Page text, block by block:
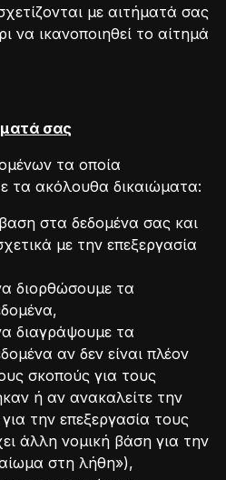
με αιτήματά σας
να ικανοποιηθεί το αίτημά
σας
τα οποία
τα ακόλουθα δικαιώματα:
στα δεδομένα σας και
με την επεξεργασία
διορθώσουμε τα
διαγράψουμε τα
αν δεν είναι πλέον
σκοπούς για τους
ή αν ανακαλείτε την
την επεξεργασία τους
άλλη νομική βάση για την
στη λήθη»),